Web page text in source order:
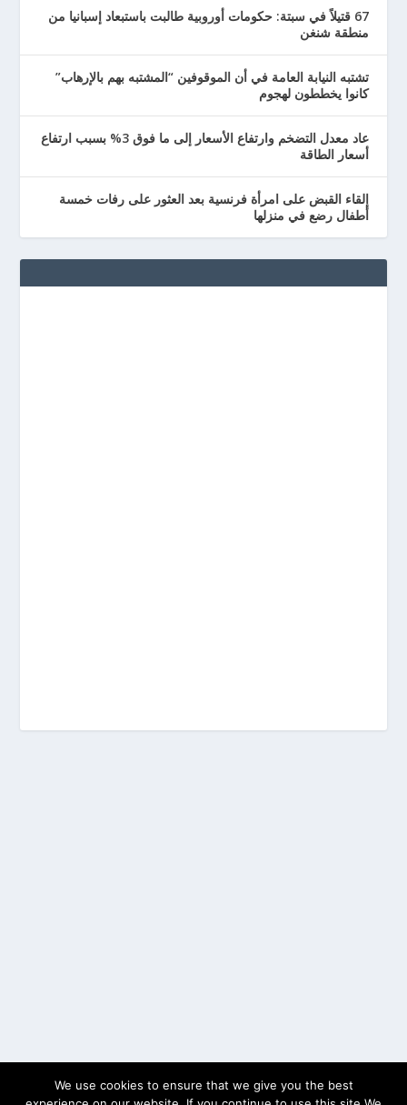
67 قتيلاً في سبتة: حكومات أوروبية طالبت باستبعاد إسبانيا من
منطقة شنغن
تشتبه النيابة العامة في أن الموقوفين “المشتبه بهم بالإرهاب”
كانوا يخططون لهجوم
عاد معدل التضخم وارتفاع الأسعار إلى ما فوق 3% بسبب ارتفاع
أسعار الطاقة
إلقاء القبض على امرأة فرنسية بعد العثور على رفات خمسة
أطفال رضع في منزلها
We use cookies to ensure that we give you the best